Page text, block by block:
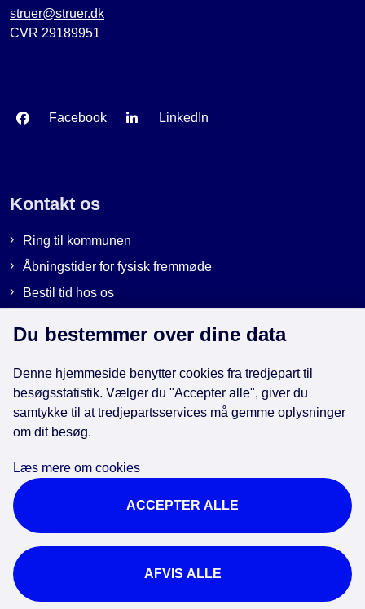
struer@struer.dk
CVR 29189951
Facebook LinkedIn
Kontakt os
Ring til kommunen
Åbningstider for fysisk fremmøde
Bestil tid hos os
Genveje
EAN-numre i kommunen
Cookies
Tilgængelighedserklæring
Brug af kunstig intelligens
Du bestemmer over dine data
Denne hjemmeside benytter cookies fra tredjepart til
besøgsstatistik. Vælger du "Accepter alle", giver du
samtykke til at tredjepartsservices må gemme oplysninger
om dit besøg.
Læs mere om cookies
ACCEPTER ALLE
AFVIS ALLE